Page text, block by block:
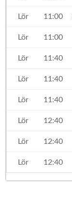
Lör 11:00
Lör 11:00
Lör 11:40
Lör 11:40
Lör 11:40
Lör 12:40
Lör 12:40
Lör 12:40